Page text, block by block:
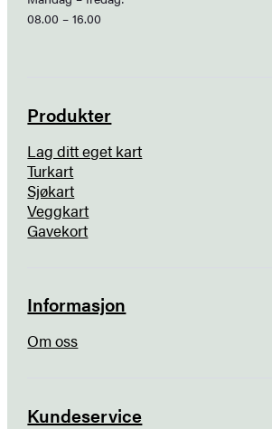
08.00 – 16.00
Produkter
Lag ditt eget kart
Turkart
Sjøkart
Veggkart
Gavekort
Informasjon
Om oss
Kundeservice